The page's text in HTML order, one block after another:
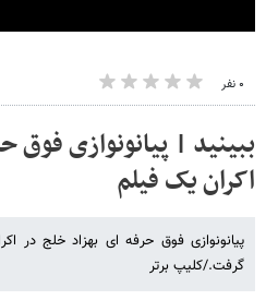
۰ نفر
ببینید | پیانونوازی فوق
اکران یک فیلم
پیانونوازی فوق حرفه ای بهزاد خلج در
گرفت./کلیپ برتر